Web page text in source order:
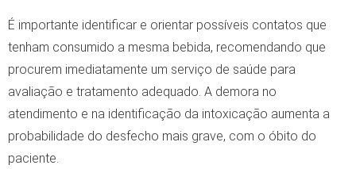
É importante identificar e orientar possíveis contatos que
tenham consumido a mesma bebida, recomendando que
procurem imediatamente um serviço de saúde para
avaliação e tratamento adequado. A demora no
atendimento e na identificação da intoxicação aumenta a
probabilidade do desfecho mais grave, com o óbito do
paciente.